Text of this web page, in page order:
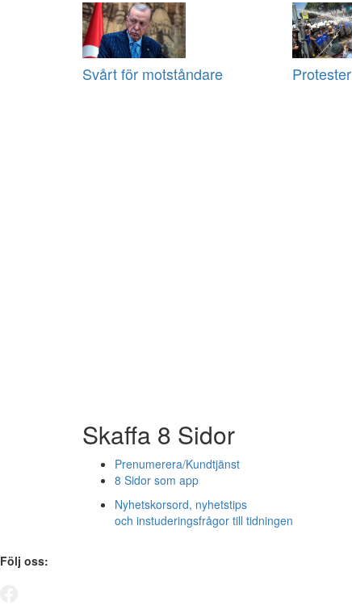
Svårt för motståndare
Skaffa 8 Sidor
Prenumerera/Kundtjänst
8 Sidor som app
Nyhetskorsord, nyhetstips
och instuderingsfrågor till tidningen
Följ oss: